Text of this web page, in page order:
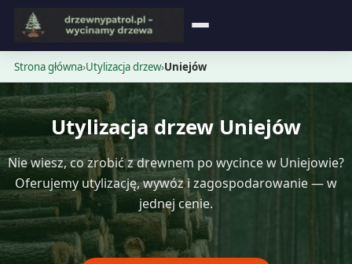
Strona główna
Opinie
Cennik
Strona główna›Utylizacja drzew›Uniejów
Utylizacja drzew Uniejów
Nie wiesz, co zrobić z drewnem po wycince w Uniejowie?
Oferujemy utylizację, wywóz i zagospodarowanie — w
jednej cenie.